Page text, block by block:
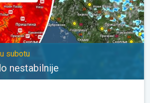
subotu
nestabilnije